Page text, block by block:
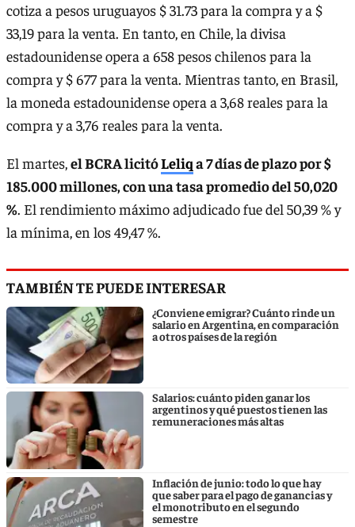
cotiza a pesos uruguayos $ 31.73 para la compra y a $
33,19 para la venta. En tanto, en Chile, la divisa
estadounidense opera a 658 pesos chilenos para la
compra y $ 677 para la venta. Mientras tanto, en Brasil,
la moneda estadounidense opera a 3,68 reales para la
compra y a 3,76 reales para la venta.
El martes,el BCRA licitóLeliqa 7 días de plazo por $
185.000 millones, con una tasa promedio del 50,020
%. El rendimiento máximo adjudicado fue del 50,39 % y
la mínima, en los 49,47 %.
TAMBIÉN TE PUEDE INTERESAR
¿Conviene emigrar? Cuánto rinde un
salario en Argentina, en comparación
a otros países de la región
Salarios: cuánto piden ganar los
argentinos y qué puestos tienen las
remuneraciones más altas
Inflación de junio: todo lo que hay
que saber para el pago de ganancias y
el monotributo en el segundo
semestre